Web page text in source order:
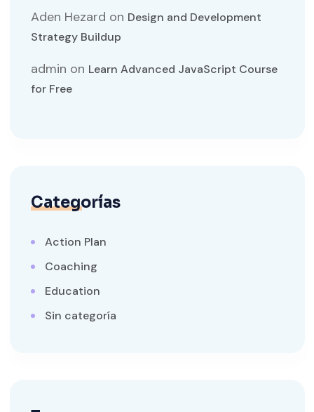
Aden Hezard on Design and Development
Strategy Buildup
admin on Learn Advanced JavaScript Course
for Free
Categorías
Action Plan
Coaching
Education
Sin categoría